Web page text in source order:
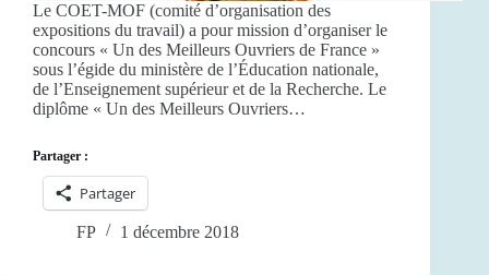
Le COET-MOF (comité d’organisation des
expositions du travail) a pour mission d’organiser le
concours « Un des Meilleurs Ouvriers de France »
sous l’égide du ministère de l’Éducation nationale,
de l’Enseignement supérieur et de la Recherche. Le
diplôme « Un des Meilleurs Ouvriers…
Partager :
Partager
FP 1 décembre 2018